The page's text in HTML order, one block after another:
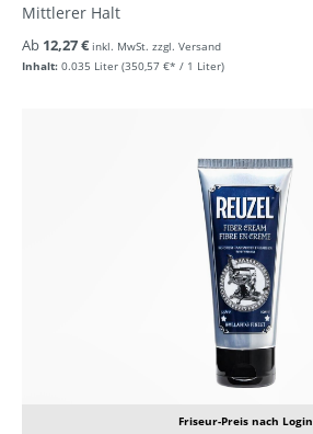
Mittlerer Halt
Inhalt: 0.035 Liter (350,57 €* / 1 Liter)
Ab 12,27 € inkl. MwSt. zzgl. Versand
Friseur-Preis nach Login